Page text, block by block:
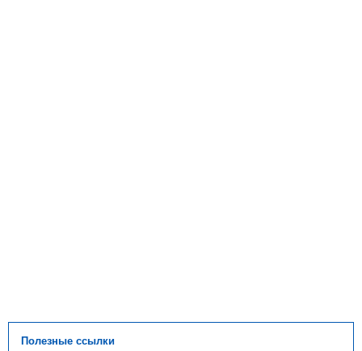
Полезные ссылки